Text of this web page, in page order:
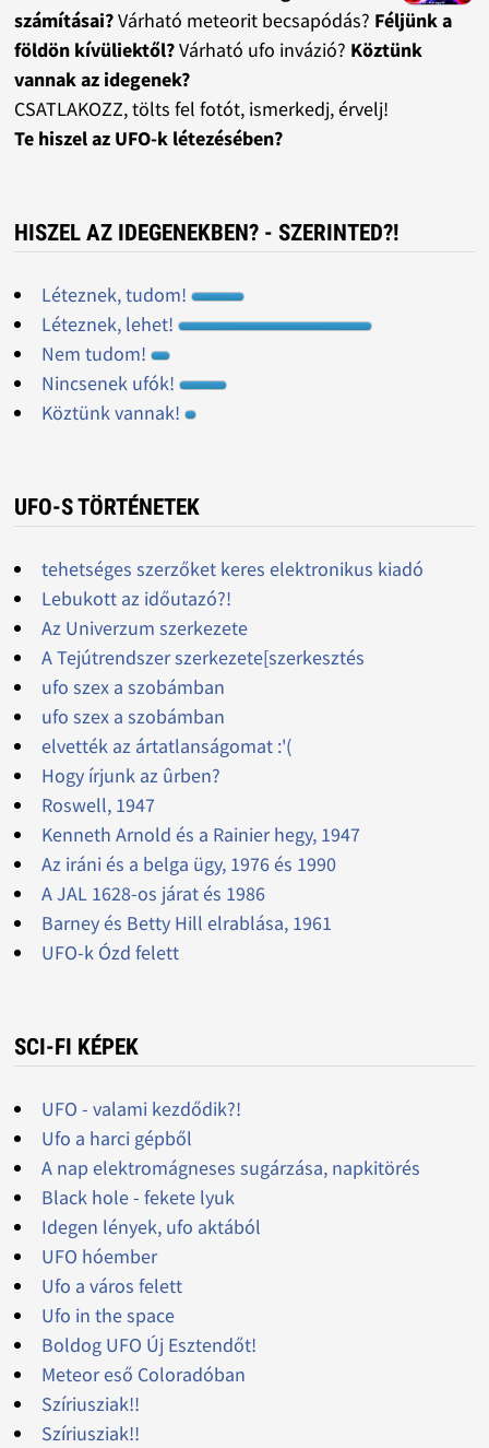
számításai?Várható meteorit becsapódás? Féljünk a
földön kívüliektől?Várható ufo invázió? Köztünk
vannak az idegenek?
CSATLAKOZZ, tölts fel fotót, ismerkedj, érvelj!
Te hiszel az UFO-k létezésében?
HISZEL AZ IDEGENEKBEN? - SZERINTED?!
Léteznek, tudom!
Léteznek, lehet!
Nem tudom!
Nincsenek ufók!
Köztünk vannak!
UFO-S TÖRTÉNETEK
tehetséges szerzőket keres elektronikus kiadó
Lebukott az időutazó?!
Az Univerzum szerkezete
A Tejútrendszer szerkezete[szerkesztés
ufo szex a szobámban
ufo szex a szobámban
elvették az ártatlanságomat :'(
Hogy írjunk az ûrben?
Roswell, 1947
Kenneth Arnold és a Rainier hegy, 1947
Az iráni és a belga ügy, 1976 és 1990
A JAL 1628-os járat és 1986
Barney és Betty Hill elrablása, 1961
UFO-k Ózd felett
SCI-FI KÉPEK
UFO - valami kezdődik?!
Ufo a harci gépből
A nap elektromágneses sugárzása, napkitörés
Black hole - fekete lyuk
Idegen lények, ufo aktából
UFO hóember
Ufo a város felett
Ufo in the space
Boldog UFO Új Esztendőt!
Meteor eső Coloradóban
Szíriusziak!!
Szíriusziak!!